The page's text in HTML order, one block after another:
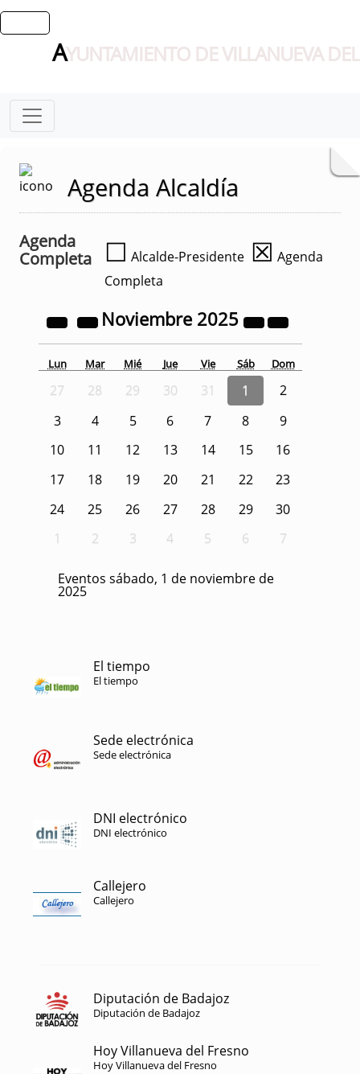
AYUNTAMIENTO DE VILLANUEVA
Agenda Alcaldía
Agenda
Completa
☐ Alcalde-Presidente ☒ Agenda
Completa
Noviembre 2025
Lun Mar Mié Jue Vie Sáb Dom
27 28 29 30 31 1
2
3
4 5 6 7 8
9
10
11 12 13 14 15
16
17
18 19 20 21 22
23
24
25 26 27 28 29
30
1
2 3 4 5 6 7
Eventos sábado, 1 de noviembre de
2025
El tiempo
El tiempo
Sede electrónica
Sede electrónica
DNI electrónico
DNI electrónico
Callejero
Callejero
Diputación de Badajoz
Diputación de Badajoz
Hoy Villanueva del Fresno
Hoy Villanueva del Fresno